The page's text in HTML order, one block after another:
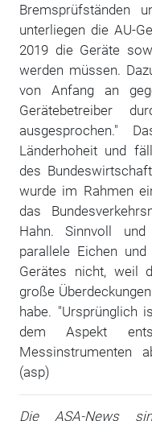
Bremsprüfständen
unterliegen die AU-
2019 die Geräte
werden müssen.
von Anfang an
Gerätebetreiber
ausgesprochen."
Länderhoheit und
des
wurde im Rahmen
das
Hahn. Sinnvoll
parallele Eichen
Gerätes nicht, weil
große
habe. "Ursprünglich
dem Aspekt
Messinstrumenten
(asp)
Die ASA-News